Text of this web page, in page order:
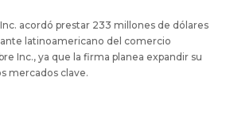
acordó prestar 233 millones de dólares
latinoamericano del comercio
Inc., ya que la firma planea expandir su
mercados clave.